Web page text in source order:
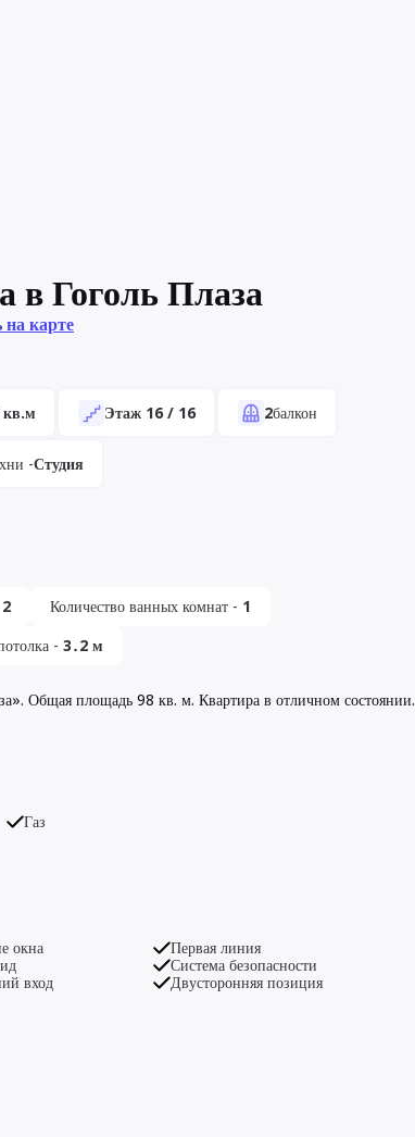
в Гоголь Плаза
карте
кв.м Этаж 16/ 16 2балкон
-Студия
2 Количество ванных комнат - 1
- 3․2 м
Общая площадь 98 кв. м. Квартира в отличном состоянии.
Газ
окна
Первая линия
Система безопасности
вход
Двусторонняя позиция